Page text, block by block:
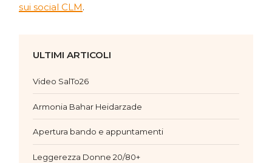
sui social CLM.
ULTIMI ARTICOLI
Video SalTo26
Armonia Bahar Heidarzade
Apertura bando e appuntamenti
Leggerezza Donne 20/80+